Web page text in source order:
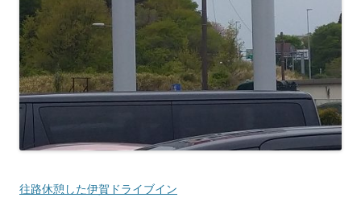
往路休憩した伊賀ドライブイン